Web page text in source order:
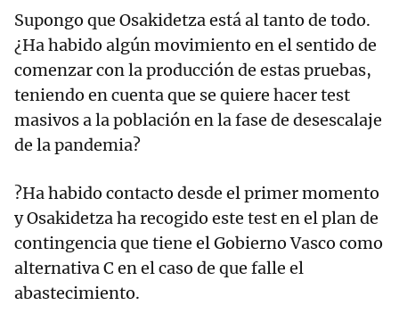
Supongo que Osakidetza está al tanto de todo.
¿Ha habido algún movimiento en el sentido de
comenzar con la producción de estas pruebas,
teniendo en cuenta que se quiere hacer test
masivos a la población en la fase de desescalaje
de la pandemia?
?Ha habido contacto desde el primer momento
y Osakidetza ha recogido este test en el plan de
contingencia que tiene el Gobierno Vasco como
alternativa C en el caso de que falle el
abastecimiento.